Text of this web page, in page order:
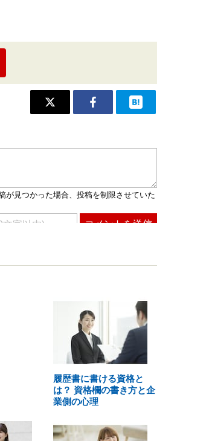
履歴書に書ける資格と
は？ 資格欄の書き方と企
業側の心理